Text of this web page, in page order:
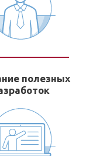
полезных